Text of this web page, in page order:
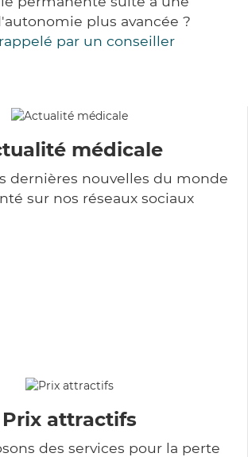
plus avancée ?
par un conseiller
médicale
dernières nouvelles du monde
sur nos réseaux sociaux
Prix attractifs
des services pour la perte